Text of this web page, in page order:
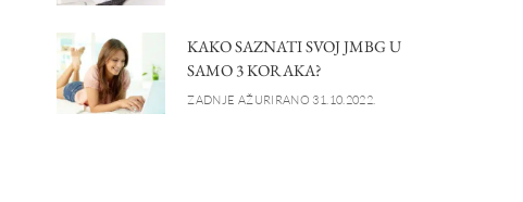
KAKO SAZNATI SVOJ JMBG U
SAMO 3 KORAKA?
ZADNJE AŽURIRANO 31.10.2022.